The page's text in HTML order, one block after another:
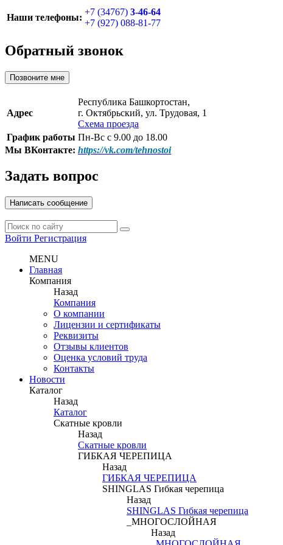
Наши телефоны:
+7 (34767) 3-46-64
+7 (927) 088-81-77
Обратный звонок
Позвоните мне
Адрес
Республика Башкортостан,
г. Октябрьский, ул. Трудовая, 1
Схема проезда
График работы Пн-Вс с 9.00 до 18.00
Мы ВКонтакте: https://vk.com/tehnostoi
Задать вопрос
Написать сообщение
Войти Регистрация
MENU
Главная
Компания
Назад
Компания
О компании
Лицензии и сертификаты
Реквизиты
Отзывы клиентов
Оценка условий труда
Контакты
Новости
Каталог
Назад
Каталог
Скатные кровли
Назад
Скатные кровли
ГИБКАЯ ЧЕРЕПИЦА
Назад
ГИБКАЯ ЧЕРЕПИЦА
SHINGLAS Гибкая черепица
Назад
SHINGLAS Гибкая черепица
_МНОГОСЛОЙНАЯ
Назад